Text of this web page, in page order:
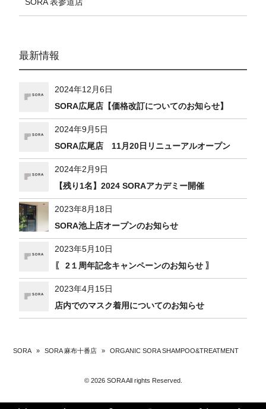
最新情報
2024年12月6日
SORA広尾店【価格改訂についてのお知らせ】
2024年9月5日
SORA広尾店 11月20日リニューアルオープン
2024年2月9日
【残り1名】2024 SORAアカデミー開催
2023年8月18日
SORA池上店オープンのお知らせ
2023年5月10日
〖 2１周年記念キャンペーンのお知らせ 〗
2023年4月15日
店内でのマスク着用についてのお知らせ
SORA » SORA 麻布十番店 » ORGANIC SORA SHAMPOO&TREATMENT
© 2026 SORA All rights Reserved.